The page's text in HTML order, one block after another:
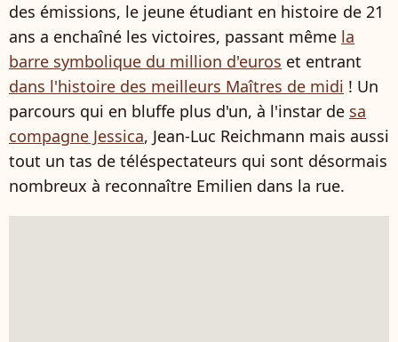
des émissions, le jeune étudiant en histoire de 21
ans a enchaîné les victoires, passant même la
barre symbolique du million d'euros et entrant
dans l'histoire des meilleurs Maîtres de midi ! Un
parcours qui en bluffe plus d'un, à l'instar de sa
compagne Jessica, Jean-Luc Reichmann mais aussi
tout un tas de téléspectateurs qui sont désormais
nombreux à reconnaître Emilien dans la rue.